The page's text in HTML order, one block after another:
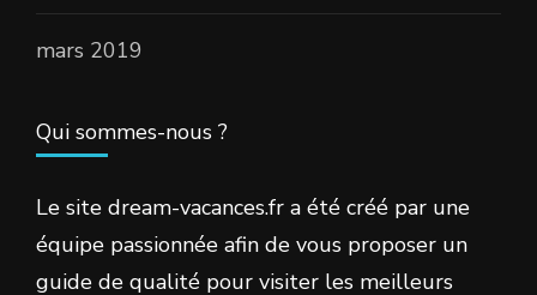
mars 2019
Qui sommes-nous ?
Le site dream-vacances.fr a été créé par une
équipe passionnée afin de vous proposer un
guide de qualité pour visiter les meilleurs